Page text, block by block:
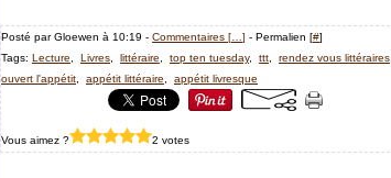
Posté par Gloewen à 10:19 - Commentaires [ ] - Permalien [#]
Tags: Lecture Livres littéraire top ten tuesday, ttt rendez vous littéraires
ouvert l'appétit
appétit littéraire appétit livresque
Vous aimez ? 2 votes